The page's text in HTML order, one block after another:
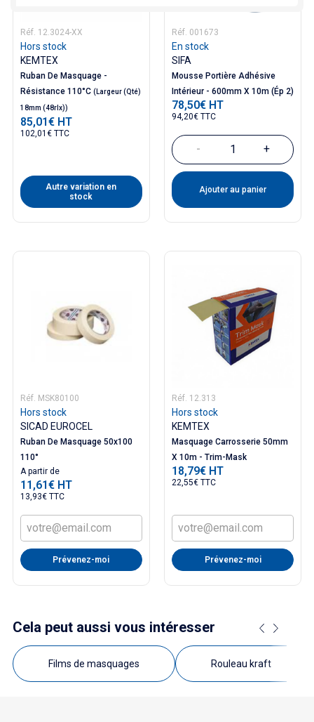
Réf. 12.3024-XX
Hors stock
KEMTEX
Ruban De Masquage -
Résistance 110°C (Largeur (qté)
18mm (48rlx))
Prix
85,01€ HT
102,01€ TTC
Autre variation en
stock
Réf. 001673
En stock
SIFA
Mousse Portière Adhésive
Intérieur - 600mm X 10m (ép 2)
Prix
78,50€ HT
94,20€ TTC
- +
Ajouter au panier
Réf. MSK80100
Hors stock
SICAD EUROCEL
Ruban De Masquage 50x100
110°
Prix
A partir de
11,61€ HT
13,93€ TTC
Prévenez-moi
Réf. 12.313
Hors stock
KEMTEX
Masquage Carrosserie 50mm
X 10m - Trim-Mask
Prix
18,79€ HT
22,55€ TTC
Prévenez-moi
Cela peut aussi vous intéresser
Films de masquages Rouleau kraft